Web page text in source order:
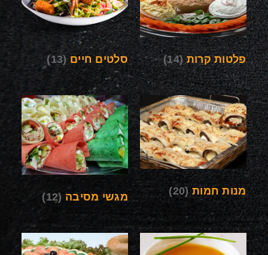
פלטות קרות(14) סלטים חיים(13)
מנות חמות(20)
מגשי מסיבה (12)